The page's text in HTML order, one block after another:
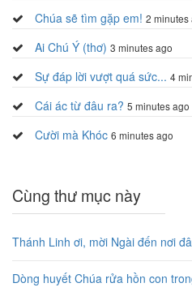
Chúa sẽ tìm gặp em! 2 minutes
Ai Chú Ý (thơ) 3 minutes ago
Sự đáp lời vượt quá sức... 4
Cái ác từ đâu ra? 5 minutes ago
Cười mà Khóc 6 minutes ago
Cùng thư mục này
Thánh Linh ơi, mời Ngài đến nơi
Dòng huyết Chúa rửa hồn con